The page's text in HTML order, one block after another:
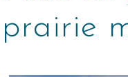
prairie